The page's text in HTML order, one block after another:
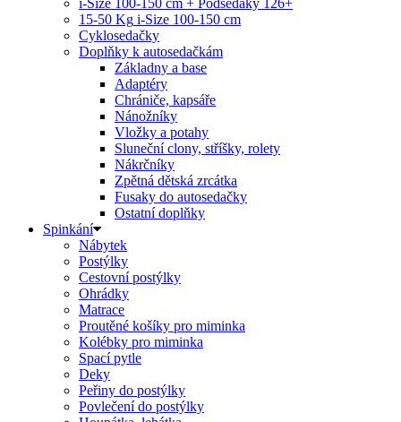
15-50 Kg i-Size 100-150 cm
Cyklosedačky
Doplňky k autosedačkám
Základny a base
Adaptéry
Chrániče, kapsáře
Nánožníky
Vložky a potahy
Sluneční clony, stříšky, rolety
Nákrčníky
Zpětná dětská zrcátka
Fusaky do autosedačky
Ostatní doplňky
Spinkání
Nábytek
Postýlky
Cestovní postýlky
Ohrádky
Matrace
Proutěné košíky pro miminka
Kolébky pro miminka
Spací pytle
Deky
Peřiny do postýlky
Povlečení do postýlky